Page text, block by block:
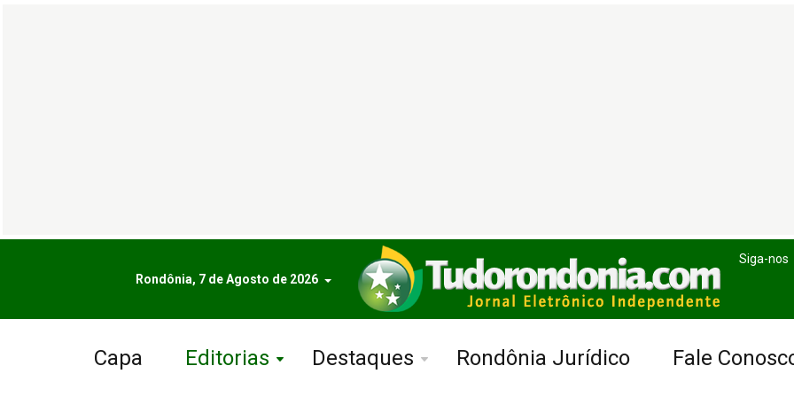
Rondônia, 7 de Agosto de 2026
Siga-nos
Capa Editorias Destaques Rondônia Jurídico Fale